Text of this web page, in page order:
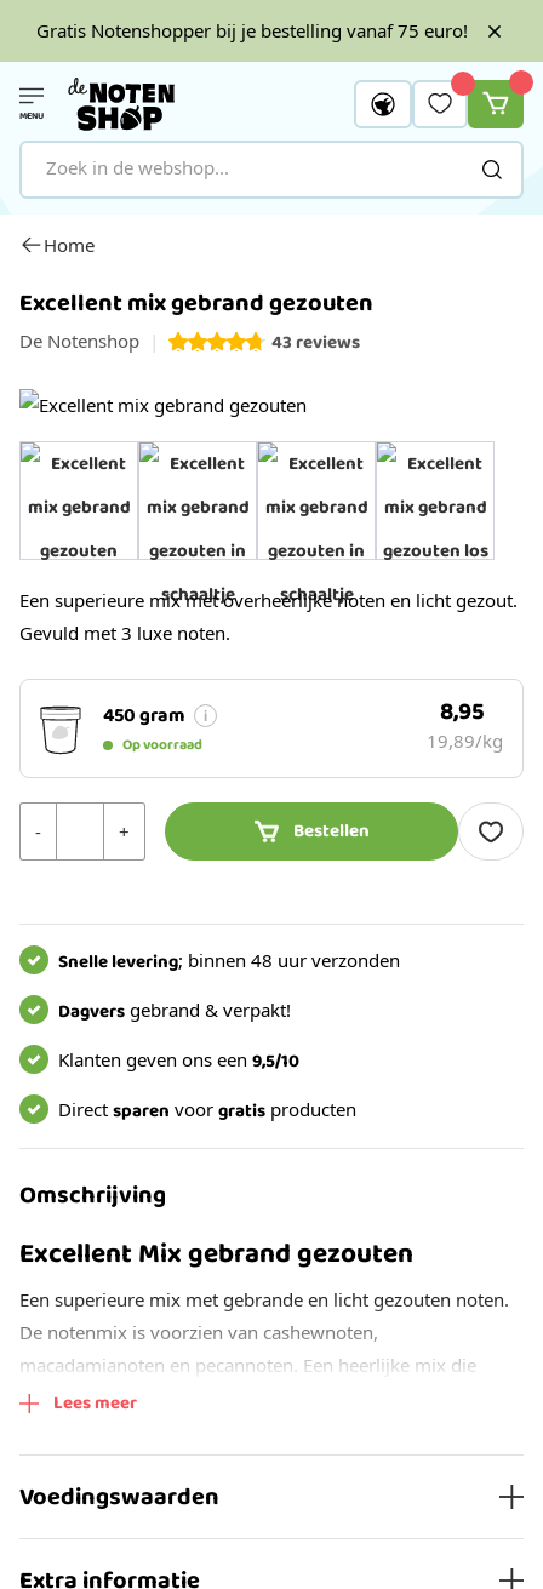
Gratis Notenshopper bij je bestelling vanaf 75 euro!
Ga naar de inhoud
MENU
Home
Excellent mix gebrand gezouten
43reviews
De Notenshop
View image 1 View image 2 View image 3 View image 4
450 gram
Op voorraad
8,95
19,89/kg
- + Bestellen
Een superieure mix met overheerlijke noten en licht gezout.
Gevuld met 3 luxe noten.
Snelle levering; binnen 48 uur verzonden
Dagvers gebrand & verpakt!
Klanten geven ons een 9,5/10
Direct sparen voor gratis producten
Omschrijving
Excellent Mix gebrand gezouten
Een superieure mix met gebrande en licht gezouten noten.
De notenmix is voorzien van cashewnoten,
macadamianoten en pecannoten. Een heerlijke mix die
ideaal is om lekker van te snacken.
De noten die aanwezig zijn in onze excellent mix worden
dagelijks door onze notenexperts kort gebrand en licht
gezouten met zeezout.
Cashewnoten
Lees meer
Voedingswaarden
Extra informatie